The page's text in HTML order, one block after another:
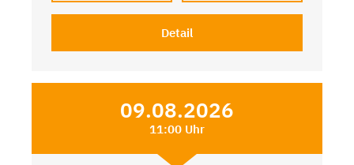
Detail
09.08.2026
11:00 Uhr